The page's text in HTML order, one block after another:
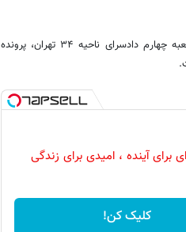
با تشکیل پرونده مقدماتی با موضوع آزار و اذیت و به دستور بازپرس شعبه چهارم دادسرای ناحیه ۳۴ تهران، پرونده
برای آینده ، امیدی برای زندگی
کلیک کن!